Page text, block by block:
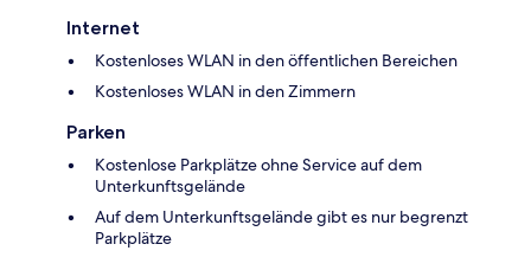
Internet
Kostenloses WLAN in den öffentlichen Bereichen
Kostenloses WLAN in den Zimmern
Parken
Kostenlose Parkplätze ohne Service auf dem
Unterkunftsgelände
Auf dem Unterkunftsgelände gibt es nur begrenzt
Parkplätze